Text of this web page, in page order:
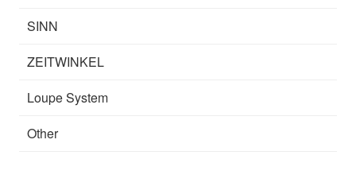
SINN
ZEITWINKEL
Loupe System
Other